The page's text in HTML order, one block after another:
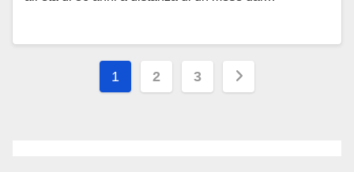
Paginazione
1 2 3